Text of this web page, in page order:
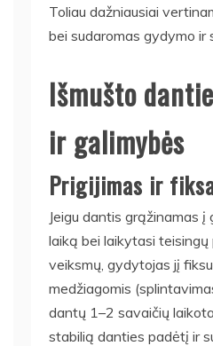
Toliau dažniausiai
bei sudaromas gydymo ir
Išmušto
ir galimybės
Prigijimas ir
Jeigu dantis grąžinamas į
laiką bei laikytasi teisingų
veiksmų, gydytojas jį
medžiagomis
dantų 1–2 savaičių
stabilią danties padėtį ir